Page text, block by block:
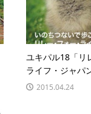
ユキパル18「リ
ライフ・ジャパ
2015.04.24